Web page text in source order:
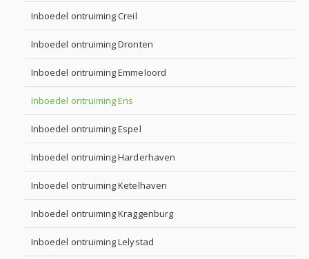
Inboedel ontruiming Creil
Inboedel ontruiming Dronten
Inboedel ontruiming Emmeloord
Inboedel ontruiming Ens
Inboedel ontruiming Espel
Inboedel ontruiming Harderhaven
Inboedel ontruiming Ketelhaven
Inboedel ontruiming Kraggenburg
Inboedel ontruiming Lelystad